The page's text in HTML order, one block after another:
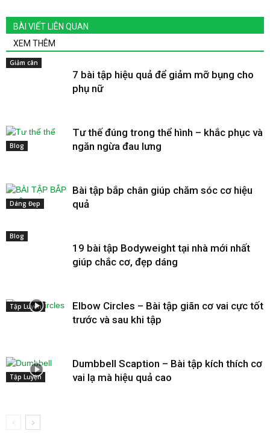
BÀI VIẾT LIÊN QUAN
XEM THÊM
Giảm cân
7 bài tập hiệu quả để giảm mỡ bụng cho
phụ nữ
Blog
Tư thế đúng trong thể hình – khắc phục và
ngăn ngừa đau lưng
Dáng Đẹp
Bài tập bắp chân giúp chăm sóc cơ hiệu
quả
Blog
19 bài tập Bodyweight tại nhà mới nhất
giúp chắc cơ, đẹp dáng
Tập Luyện
Elbow Circles – Bài tập giãn cơ vai cực tốt
trước và sau khi tập
Tập Luyện
Dumbbell Scaption – Bài tập kích thích cơ
vai lạ mà hiệu quả cao